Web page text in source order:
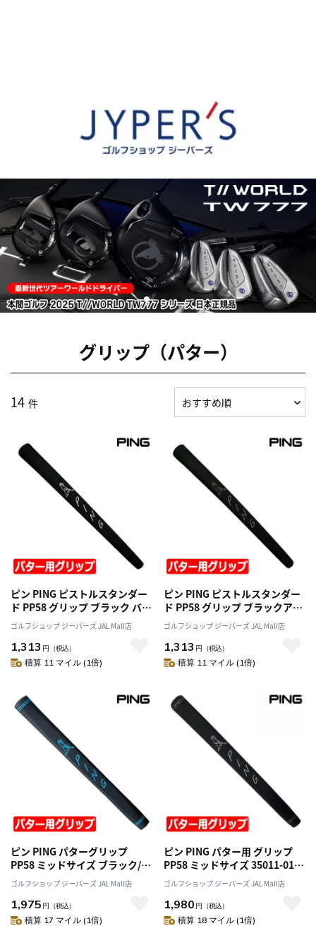
グリップ（パター）
14 件
ピン PING ピストルスタンダー
ド PP58 グリップ ブラック バッ
クライン無し 日本正規品 日本
モデル ゴルフ ゴルフ用品 グリ
ップ GRIP
ゴルフショップ ジーパーズ JAL Mall店
1,313 円 （税込）
積算 11 マイル (1倍)
ピン PING ピストルスタンダー
ド PP58 グリップ ブラックアウ
ト バックライン無し 日本正規
品 日本モデル ゴルフ ゴルフ用
品 グリップ GRIP
ゴルフショップ ジーパーズ JAL Mall店
1,313 円 （税込）
積算 11 マイル (1倍)
ピン PING パターグリップ
PP58 ミッドサイズ ブラック/ブ
ルー 日本正規品 日本モデル ゴ
ルフ ゴルフ用品 グリップ GRIP
ゴルフショップ ジーパーズ JAL Mall店
1,975 円 （税込）
積算 17 マイル (1倍)
ピン PING パター用 グリップ
PP58 ミッドサイズ 35011-01
ブラックアウト GOLF GRIP
MIDSIZE 日本正規品 日本モデ
ル ゴルフ ゴルフ用品 グリップ
GRIP
ゴルフショップ ジーパーズ JAL Mall店
1,980 円 （税込）
積算 18 マイル (1倍)